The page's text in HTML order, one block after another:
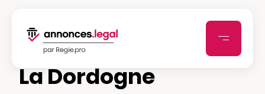
La Dordogne